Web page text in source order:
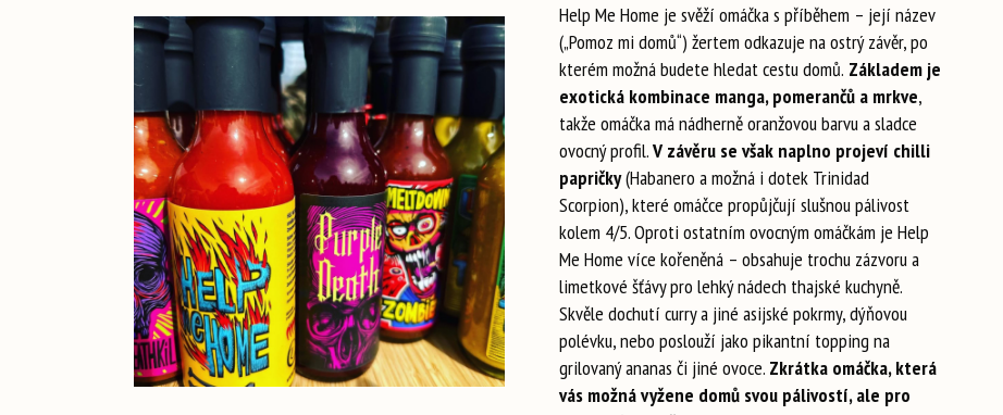
Help Me Home je svěží omáčka s příběhem – její název
(„Pomoz mi domů“) žertem odkazuje na ostrý závěr, po
kterém možná budete hledat cestu domů. Základem je
exotická kombinace manga, pomerančů a mrkve,
takže omáčka má nádherně oranžovou barvu a sladce
ovocný profil.V závěru se však naplno projeví chilli
papričky(Habanero a možná i dotek Trinidad
Scorpion), které omáčce propůjčují slušnou pálivost
kolem 4/5. Oproti ostatním ovocným omáčkám je Help
Me Home více kořeněná – obsahuje trochu zázvoru a
limetkové šťávy pro lehký nádech thajské kuchyně.
Skvěle dochutí curry a jiné asijské pokrmy, dýňovou
polévku, nebo poslouží jako pikantní topping na
grilovaný ananas či jiné ovoce. Zkrátka omáčka, která
vás možná vyžene domů svou pálivostí, ale pro